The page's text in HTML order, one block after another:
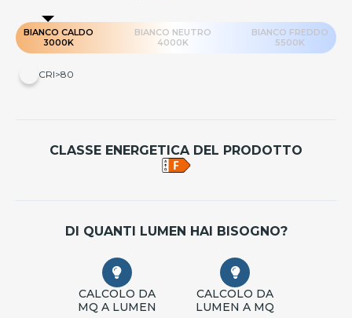
BIANCO CALDO
3000K
BIANCO NEUTRO
4000K
BIANCO FREDDO
5500K
CRI>80
CLASSE ENERGETICA DEL PRODOTTO
DI QUANTI LUMEN HAI BISOGNO?
CALCOLO DA
MQ A LUMEN
CALCOLO DA
LUMEN A MQ